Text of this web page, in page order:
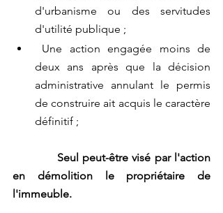
d'urbanisme ou des servitudes
d'utilité publique ;
deux ans après que la décision
administrative annulant le permis
de construire ait acquis le caractère
définitif ;
    Seul peut-être visé par l'action
en démolition le propriétaire de
l'immeuble.